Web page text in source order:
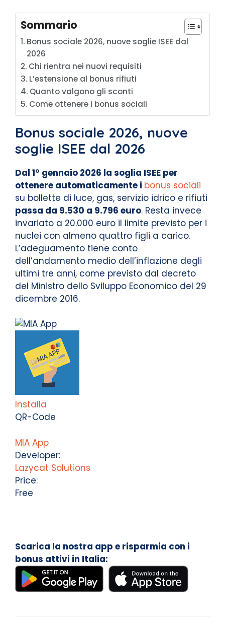
Sommario
Bonus sociale 2026, nuove soglie ISEE dal
2026
Chi rientra nei nuovi requisiti
L’estensione al bonus rifiuti
Quanto valgono gli sconti
Come ottenere i bonus sociali
Bonus sociale 2026, nuove
soglie ISEE dal 2026
Dal 1° gennaio 2026 la soglia ISEE per
ottenere automaticamente i bonus sociali
su bollette di luce, gas, servizio idrico e rifiuti
passa da 9.530 a 9.796 euro. Resta invece
invariato a 20.000 euro il limite previsto per i
nuclei con almeno quattro figli a carico.
L’adeguamento tiene conto
dell’andamento medio dell’inflazione degli
ultimi tre anni, come previsto dal decreto
del Ministro dello Sviluppo Economico del 29
dicembre 2016.
Installa
QR-Code
MIA App
Developer:
Lazycat Solutions
Price:
Free
Scarica la nostra app e risparmia con i
bonus attivi in Italia: